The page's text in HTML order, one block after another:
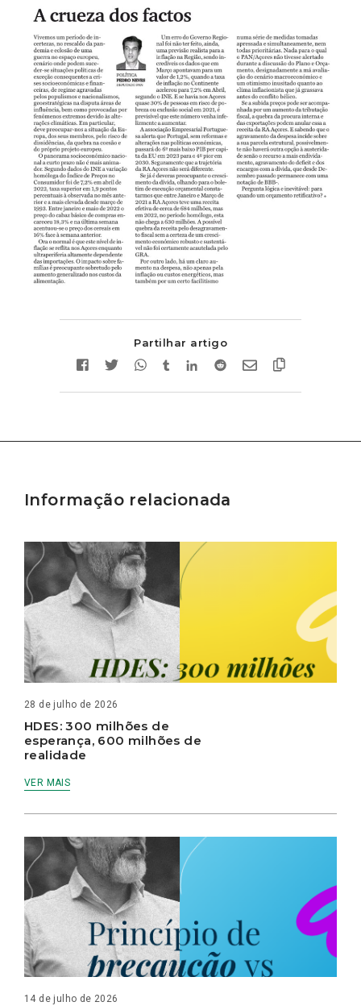
Partilhar artigo
Informação relacionada
28 de julho de 2026
HDES: 300 milhões de
esperança, 600 milhões de
realidade
VER MAIS
14 de julho de 2026